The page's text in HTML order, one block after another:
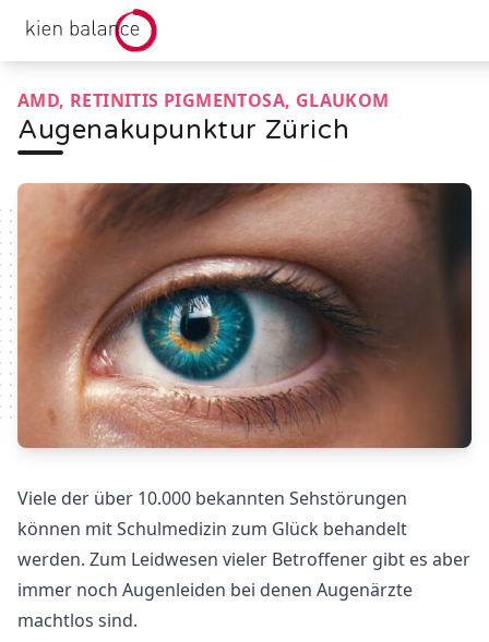
kienbalance Logo
AMD, RETINITIS PIGMENTOSA, GLAUKOM
Augenakupunktur Zürich
Viele der über 10.000 bekannten Sehstörungen
können mit Schulmedizin zum Glück behandelt
werden. Zum Leidwesen vieler Betroffener gibt es aber
immer noch Augenleiden bei denen Augenärzte
machtlos sind.